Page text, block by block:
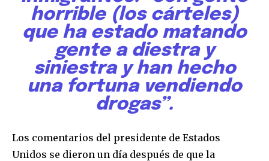
Únete a nuestra comunidad de
suscriptores y sé parte de la
conversación.
Para suscribirte, solo escribe tu dirección de correo eletrónico
y da click en el botón de "suscribir". No te preocupes,
respetamos tu privacidad y no enviaremos correo basura a tu
INBOX. Tu información está segura con nosotros.
horrible (los cárteles)
que ha estado matando
gente a diestra y
siniestra y han hecho
una fortuna vendiendo
drogas”.
Los comentarios del presidente de Estados
Unidos se dieron un día después de que la